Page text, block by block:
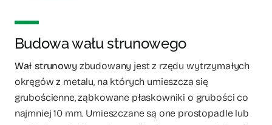
Budowa wału strunowego
Wał strunowyzbudowany jest z rzędu wytrzymałych
okręgów z metalu, na których umieszcza się
grubościenne, ząbkowane płaskowniki o grubości co
najmniej 10 mm. Umieszczane są one prostopadle lub